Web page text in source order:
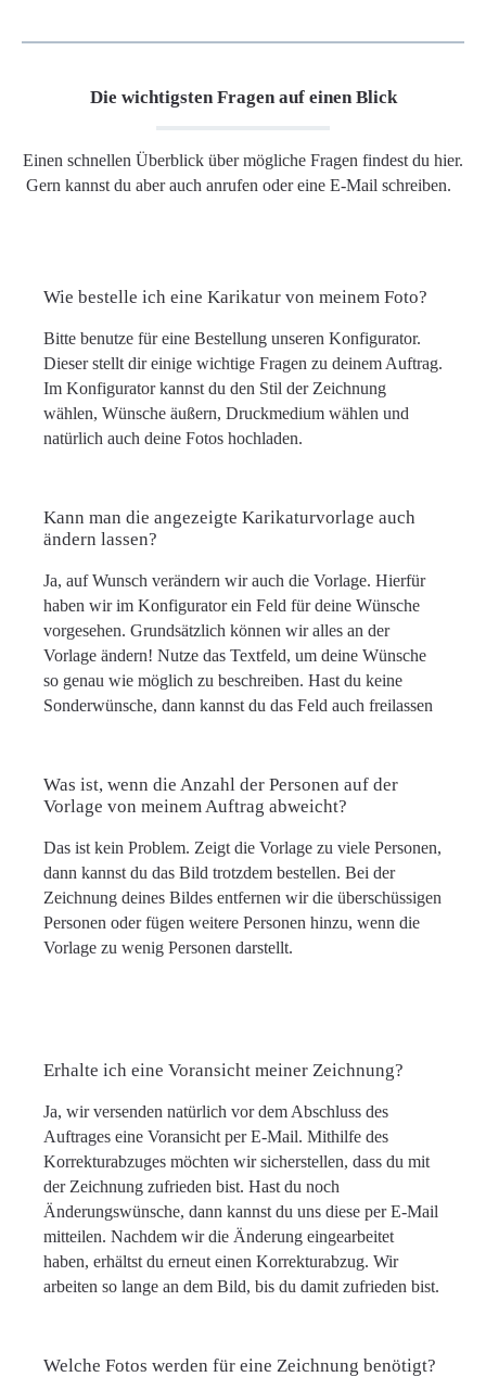
Die wichtigsten Fragen auf einen Blick
Einen schnellen Überblick über mögliche Fragen findest du hier.
Gern kannst du aber auch anrufen oder eine E-Mail schreiben.
Wie bestelle ich eine Karikatur von meinem Foto?
Bitte benutze für eine Bestellung unseren Konfigurator.
Dieser stellt dir einige wichtige Fragen zu deinem Auftrag.
Im Konfigurator kannst du den Stil der Zeichnung
wählen, Wünsche äußern, Druckmedium wählen und
natürlich auch deine Fotos hochladen.
Kann man die angezeigte Karikaturvorlage auch
ändern lassen?
Ja, auf Wunsch verändern wir auch die Vorlage. Hierfür
haben wir im Konfigurator ein Feld für deine Wünsche
vorgesehen. Grundsätzlich können wir alles an der
Vorlage ändern! Nutze das Textfeld, um deine Wünsche
so genau wie möglich zu beschreiben. Hast du keine
Sonderwünsche, dann kannst du das Feld auch freilassen
Was ist, wenn die Anzahl der Personen auf der
Vorlage von meinem Auftrag abweicht?
Das ist kein Problem. Zeigt die Vorlage zu viele Personen,
dann kannst du das Bild trotzdem bestellen. Bei der
Zeichnung deines Bildes entfernen wir die überschüssigen
Personen oder fügen weitere Personen hinzu, wenn die
Vorlage zu wenig Personen darstellt.
Erhalte ich eine Voransicht meiner Zeichnung?
Ja, wir versenden natürlich vor dem Abschluss des
Auftrages eine Voransicht per E-Mail. Mithilfe des
Korrekturabzuges möchten wir sicherstellen, dass du mit
der Zeichnung zufrieden bist. Hast du noch
Änderungswünsche, dann kannst du uns diese per E-Mail
mitteilen. Nachdem wir die Änderung eingearbeitet
haben, erhältst du erneut einen Korrekturabzug. Wir
arbeiten so lange an dem Bild, bis du damit zufrieden bist.
Welche Fotos werden für eine Zeichnung benötigt?